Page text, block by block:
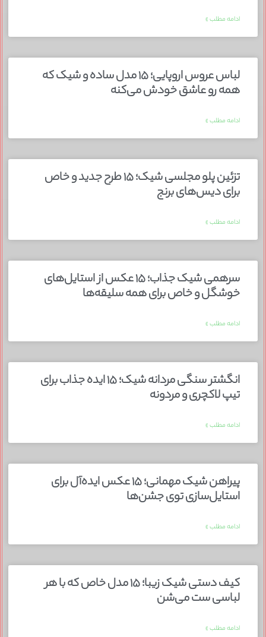
ادامه مطلب »
لباس عروس اروپایی؛ ۱۵ مدل ساده و شیک که
همه رو عاشق خودش می‌کنه
ادامه مطلب »
تزئین پلو مجلسی شیک؛ ۱۵ طرح جدید و خاص
برای دیس‌های برنج
ادامه مطلب »
سرهمی شیک جذاب؛ ۱۵ عکس از استایل‌های
خوشگل و خاص برای همه سلیقه‌ها
ادامه مطلب »
انگشتر سنگی مردانه شیک؛ ۱۵ ایده جذاب برای
تیپ لاکچری و مردونه
ادامه مطلب »
پیراهن شیک مهمانی؛ ۱۵ عکس ایده‌آل برای
استایل‌سازی توی جشن‌ها
ادامه مطلب »
کیف دستی شیک زیبا؛ ۱۵ مدل خاص که با هر
لباسی ست می‌شن
ادامه مطلب »